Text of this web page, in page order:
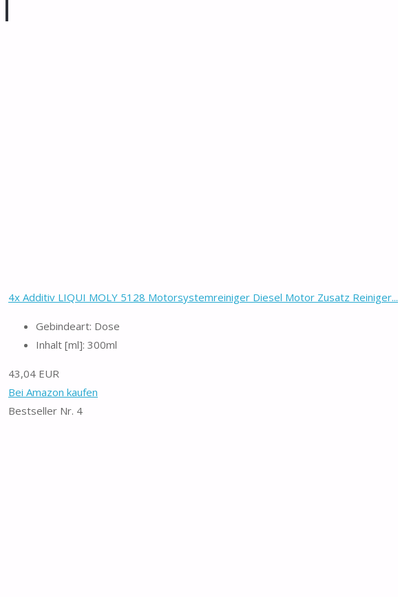
4x Additiv LIQUI MOLY 5128 Motorsystemreiniger Diesel Motor Zusatz Reiniger...
Gebindeart: Dose
Inhalt [ml]: 300ml
43,04 EUR
Bei Amazon kaufen
Bestseller Nr. 4